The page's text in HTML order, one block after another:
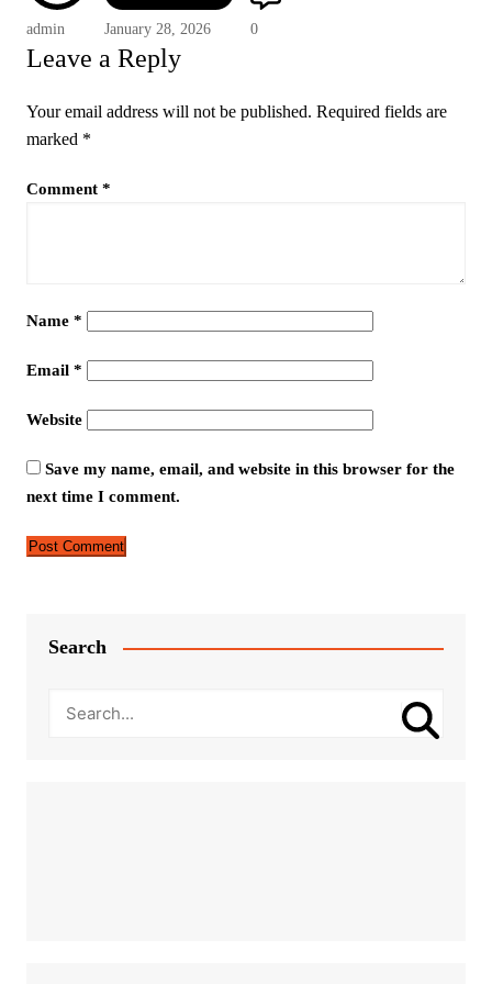
admin January 28, 2026 0
Leave a Reply
Your email address will not be published. Required fields are
marked *
Comment *
Name *
Email *
Website
Save my name, email, and website in this browser for the
next time I comment.
Search